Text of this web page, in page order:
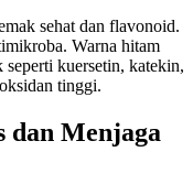
sehat dan flavonoid.
Warna hitam
kuersetin, katekin,
tinggi.
dan Menjaga